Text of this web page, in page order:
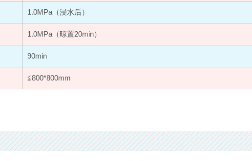
1.0MPa（浸水后）
1.0MPa（晾置20min）
90min
≦800*800mm